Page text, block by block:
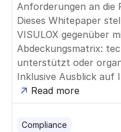
Anforderungen an die
Dieses Whitepaper
VISULOX gegenüber
Abdeckungsmatrix:
unterstützt oder
Inklusive Ausblick auf
Read more
Compliance